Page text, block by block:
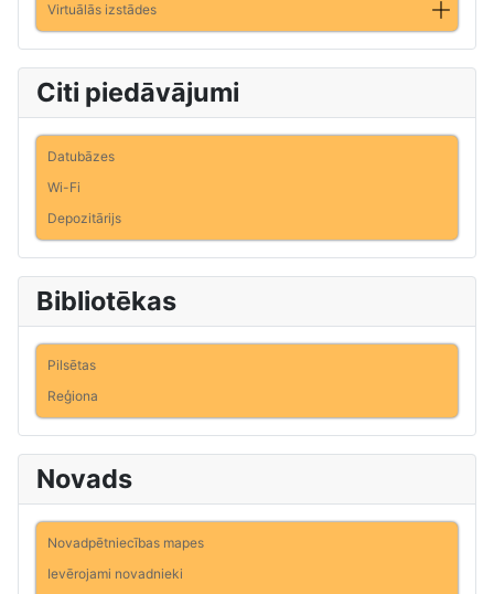
Virtuālās izstādes
Citi piedāvājumi
Datubāzes
Wi-Fi
Depozitārijs
Bibliotēkas
Pilsētas
Reģiona
Novads
Novadpētniecības mapes
Ievērojami novadnieki